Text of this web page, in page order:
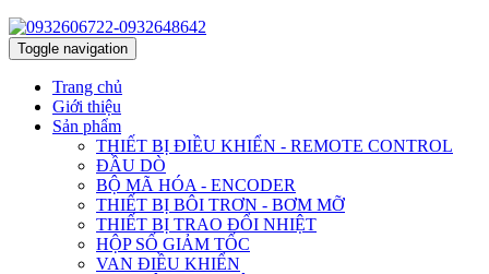
Toggle navigation
Trang chủ
Giới thiệu
Sản phẩm
THIẾT BỊ ĐIỀU KHIỂN - REMOTE CONTROL
ĐẦU DÒ
BỘ MÃ HÓA - ENCODER
THIẾT BỊ BÔI TRƠN - BƠM MỠ
THIẾT BỊ TRAO ĐỔI NHIỆT
HỘP SỐ GIẢM TỐC
VAN ĐIỀU KHIỂN